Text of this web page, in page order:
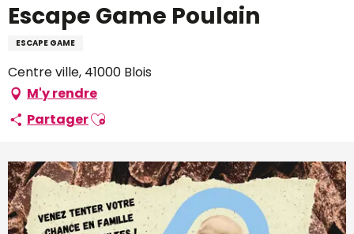
Escape Game Poulain
ESCAPE GAME
Centre ville, 41000 Blois
M'y rendre
PartagerAjouter aux favoris